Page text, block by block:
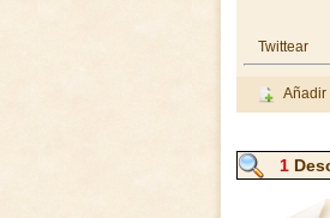
Twittear
Añadir
1